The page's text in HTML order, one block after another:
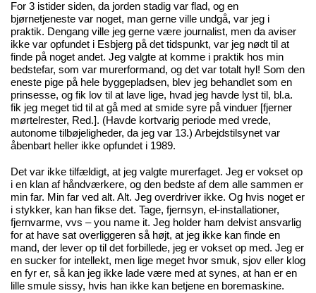
For 3 istider siden, da jorden stadig var flad, og en
bjørnetjeneste var noget, man gerne ville undgå, var jeg i
praktik. Dengang ville jeg gerne være journalist, men da aviser
ikke var opfundet i Esbjerg på det tidspunkt, var jeg nødt til at
finde på noget andet. Jeg valgte at komme i praktik hos min
bedstefar, som var murerformand, og det var totalt hyl! Som den
eneste pige på hele byggepladsen, blev jeg behandlet som en
prinsesse, og fik lov til at lave lige, hvad jeg havde lyst til, bl.a.
fik jeg meget tid til at gå med at smide syre på vinduer [fjerner
mørtelrester, Red.]. (Havde kortvarig periode med vrede,
autonome tilbøjeligheder, da jeg var 13.) Arbejdstilsynet var
åbenbart heller ikke opfundet i 1989.
Det var ikke tilfældigt, at jeg valgte murerfaget. Jeg er vokset op
i en klan af håndværkere, og den bedste af dem alle sammen er
min far. Min far ved alt. Alt. Jeg overdriver ikke. Og hvis noget er
i stykker, kan han fikse det. Tage, fjernsyn, el-installationer,
fjernvarme, vvs – you name it. Jeg holder ham delvist ansvarlig
for at have sat overliggeren så højt, at jeg ikke kan finde en
mand, der lever op til det forbillede, jeg er vokset op med. Jeg er
en sucker for intellekt, men lige meget hvor smuk, sjov eller klog
en fyr er, så kan jeg ikke lade være med at synes, at han er en
lille smule sissy, hvis han ikke kan betjene en boremaskine.